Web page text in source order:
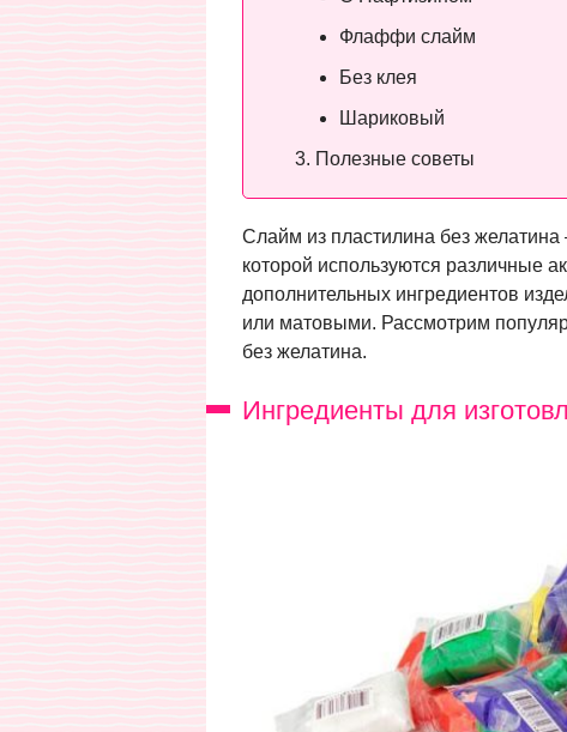
Флаффи слайм
Без клея
Шариковый
Полезные советы
Слайм из пластилина без
которой используются различные
дополнительных ингредиентов
или матовыми. Рассмотрим
без желатина.
Ингредиенты для